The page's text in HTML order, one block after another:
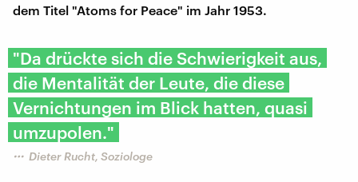
dem Titel "Atoms for Peace" im Jahr 1953.
"Da drückte sich die Schwierigkeit aus,
die Mentalität der Leute, die diese
Vernichtungen im Blick hatten, quasi
umzupolen."
Dieter Rucht, Soziologe